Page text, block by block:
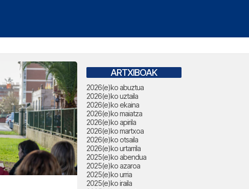
ARTXIBOAK
2026(e)ko abuztua
2026(e)ko uztaila
2026(e)ko ekaina
2026(e)ko maiatza
2026(e)ko apirila
2026(e)ko martxoa
2026(e)ko otsaila
2026(e)ko urtarrila
2025(e)ko abendua
2025(e)ko azaroa
2025(e)ko urria
2025(e)ko iraila